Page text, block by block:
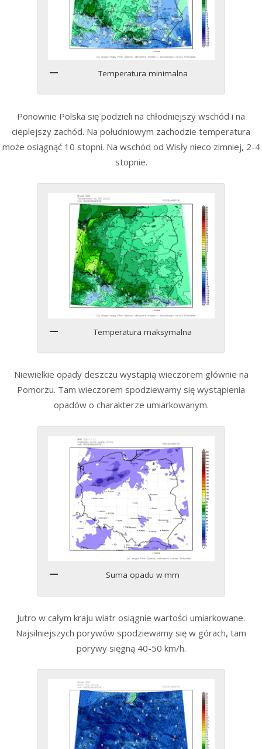
Temperatura minimalna
Ponownie Polska się podzieli na chłodniejszy wschód i na
cieplejszy zachód. Na południowym zachodzie temperatura
może osiągnąć 10 stopni. Na wschód od Wisły nieco zimniej, 2-4
stopnie.
Temperatura maksymalna
Niewielkie opady deszczu wystąpią wieczorem głównie na
Pomorzu. Tam wieczorem spodziewamy się wystąpienia
opadów o charakterze umiarkowanym.
Suma opadu w mm
Jutro w całym kraju wiatr osiągnie wartości umiarkowane.
Najsilniejszych porywów spodziewamy się w górach, tam
porywy sięgną 40-50 km/h.